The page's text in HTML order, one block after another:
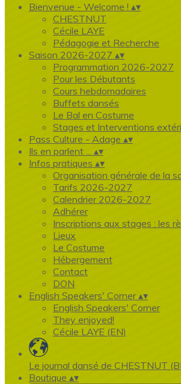
Bienvenue - Welcome ! ▴▾
CHESTNUT
Cécile LAYE
Pédagogie et Recherche
Saison 2026-2027 ▴▾
Programmation 2026-2027
Pour les Débutants
Cours hebdomadaires
Buffets dansés
Le Bal en Costume
Stages et Interventions
Pass Culture - Adage ▴▾
Ils en parlent ... ▴▾
Infos pratiques ▴▾
Organisation générale de la
Tarifs 2026-2027
Calendrier 2026-2027
Adhérer
Inscriptions aux stages : les
Lieux
Le Costume
Hébergement
Contact
DON
English Speakers' Corner▴▾
English Speakers' Corner
They enjoyed!
Cécile LAYE (EN)
Le journal dansé de CHESTNUT
Boutique ▴▾